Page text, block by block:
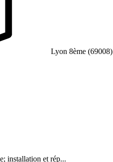
Lyon 8ème (69008)
installation et rép...